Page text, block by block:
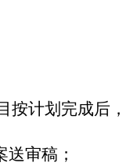
按计划完成后
审稿；